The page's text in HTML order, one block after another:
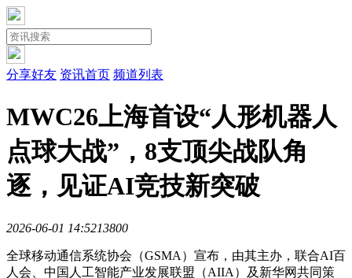
分享好友 资讯首页 频道列表
MWC26上海首设“人形机器人
点球大战”，8支顶尖战队角
逐，见证AI竞技新突破
2026-06-01 14:5213800
全球移动通信系统协会（GSMA）宣布，由其主办，联合AI百
人会、中国人工智能产业发展联盟（AIIA）及新华网共同策